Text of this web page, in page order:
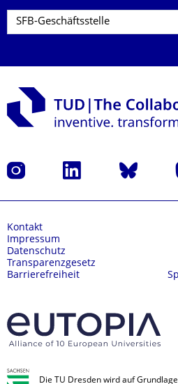
Instagram LinkedIn Bluesky
Kontakt
Impressum
Datenschutz
Transparenzgesetz
Barrierefreiheit
Die TU Dresden wird auf